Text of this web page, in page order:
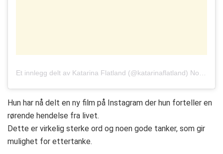
Et innlegg delt av Katarina Flatland (@katarinaflatland) Nov. 12, 2018 kl. 8:34 PST
Hun har nå delt en ny film på Instagram der hun forteller en
rørende hendelse fra livet.
Dette er virkelig sterke ord og noen gode tanker, som gir
mulighet for ettertanke.